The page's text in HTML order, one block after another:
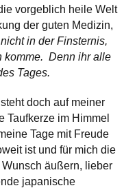
vorgeblich heile Welt
der guten Medizin,
in der Finsternis,
komme. Denn ihr alle
Tages.
doch auf meiner
Taufkerze im Himmel
Tage mit Freude
ist und für mich die
äußern, lieber
japanische